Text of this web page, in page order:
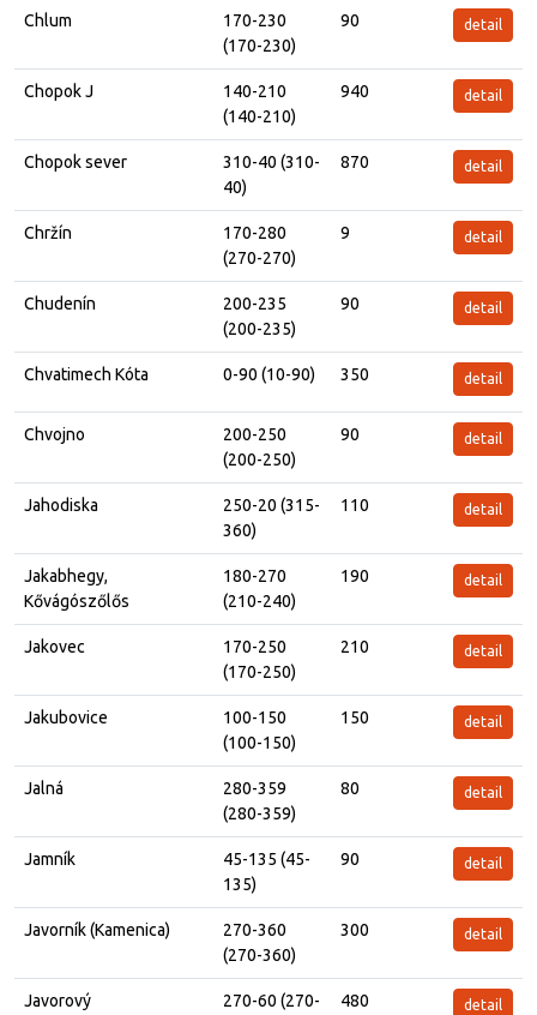
Chlum
170-230
(170-230)
90 detail
Chopok J
140-210
(140-210)
940 detail
Chopok sever
310-40 (310-
40)
870 detail
Chržín
170-280
(270-270)
9 detail
Chudenín
200-235
(200-235)
90 detail
Chvatimech Kóta 0-90 (10-90) 350 detail
Chvojno
200-250
(200-250)
90 detail
Jahodiska
250-20 (315-
360)
110 detail
Jakabhegy,
Kővágószőlős
180-270
(210-240)
190 detail
Jakovec
170-250
(170-250)
210 detail
Jakubovice
100-150
(100-150)
150 detail
Jalná
280-359
(280-359)
80 detail
Jamník
45-135 (45-
135)
90 detail
Javorník (Kamenica)
270-360
(270-360)
300 detail
Javorový
270-60 (270-
480 detail